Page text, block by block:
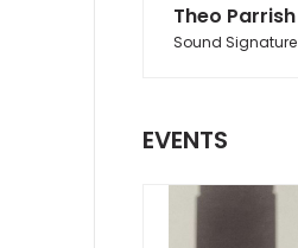
Theo Parrish
Sound Signature
EVENTS